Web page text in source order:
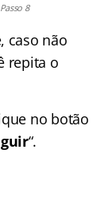
8
caso não
repita o
no botão
“.